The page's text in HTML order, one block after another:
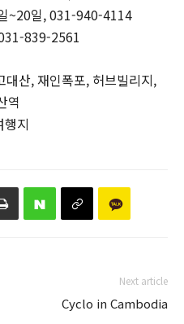
~20일, 031-940-4114
839-2561
산, 재인폭포, 허브빌리지,
역
지
Next article
Cyclo in Cambodia